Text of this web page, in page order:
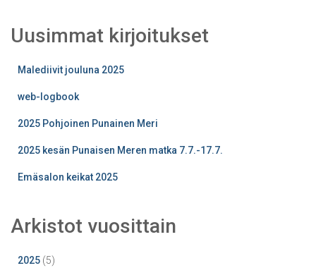
Uusimmat kirjoitukset
Malediivit jouluna 2025
web-logbook
2025 Pohjoinen Punainen Meri
2025 kesän Punaisen Meren matka 7.7.-17.7.
Emäsalon keikat 2025
Arkistot vuosittain
2025 (5)